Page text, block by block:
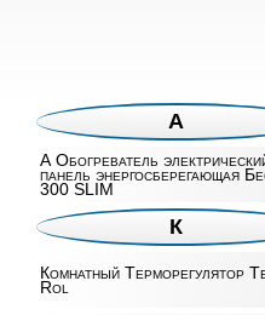
А
А Обогреватель
панель энергосберегающая
300 SLIM
К
Комнатный Терморегулятор
Rol